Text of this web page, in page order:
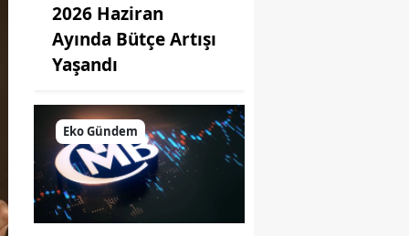
2026 Haziran
Ayında Bütçe Artışı
Yaşandı
Eko Gündem